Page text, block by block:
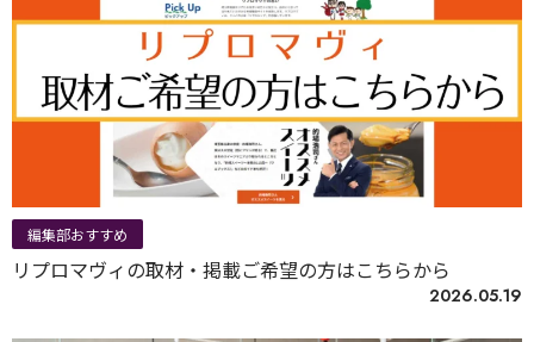
編集部おすすめ
リプロマヴィの取材・掲載ご希望の方はこちらから
2026.05.19